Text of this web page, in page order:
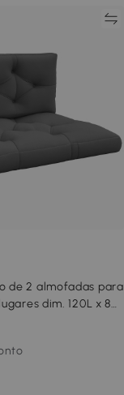
de 2 almofadas para
dim. 120L x 80l